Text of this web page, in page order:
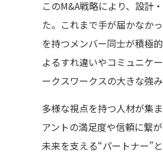
このM&A戦略により、設計
た。これまで手が届かなか
を持つメンバー同士が積極
よるすれ違いやコミュニケ
ークスワークスの大きな強み
多様な視点を持つ人材が集
アントの満足度や信頼に繋
未来を支える“パートナー”